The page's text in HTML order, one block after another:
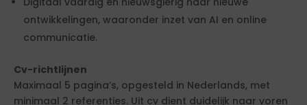
ontwikkelingen, waaronder inzet van AI en online
communicatie.
Cv-richtlijnen
Maximaal 5 pagina’s, opgesteld in Nederlands, met
minimaal 2 referenties. Uit cv dient duidelijk naar voren